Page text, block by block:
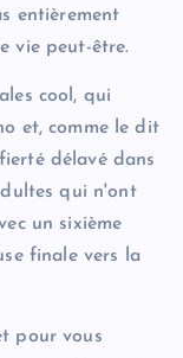
entièrement
vie peut-être.
cool, qui
et, comme le dit
délavé dans
qui n'ont
un sixième
finale vers la
pour vous